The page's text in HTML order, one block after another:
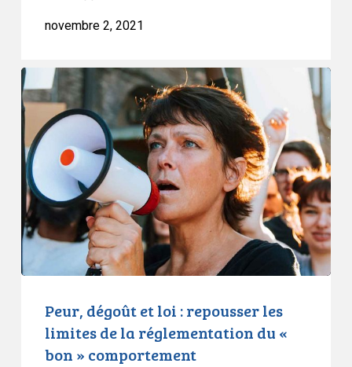
droits
à
l’assurance-
emploi
novembre 2, 2021
Peur,
dégoût
et
loi
repousser
les
limites
de
Peur, dégoût et loi : repousser les
limites de la réglementation du «
bon » comportement